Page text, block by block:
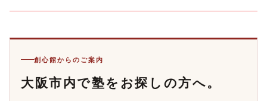
創心館からのご案内
大阪市内で塾をお探しの方へ。